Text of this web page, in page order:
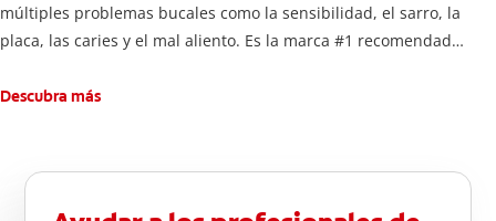
múltiples problemas bucales como la sensibilidad, el sarro, la
placa, las caries y el mal aliento. Es la marca #1 recomendada
Descubra más